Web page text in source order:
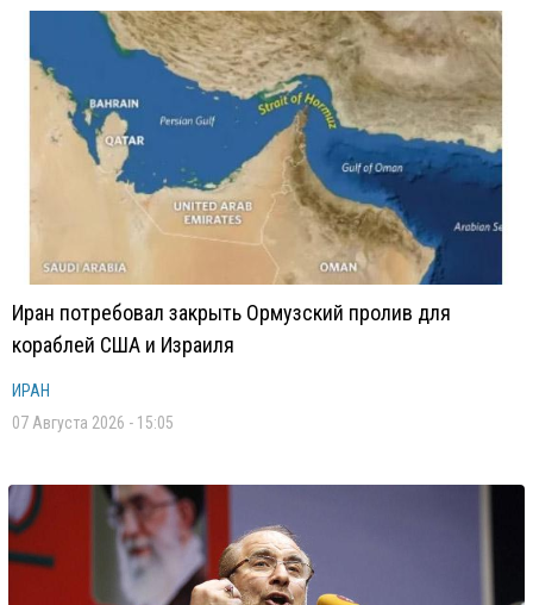
Иран потребовал закрыть Ормузский пролив для
кораблей США и Израиля
ИРАН
07 Августа 2026 - 15:05